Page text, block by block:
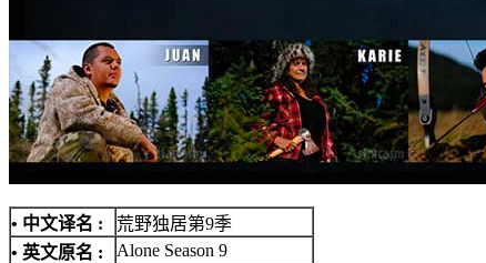
• 中文译名 :
荒野独居第9季
• 英文原名 :
Alone Season 9